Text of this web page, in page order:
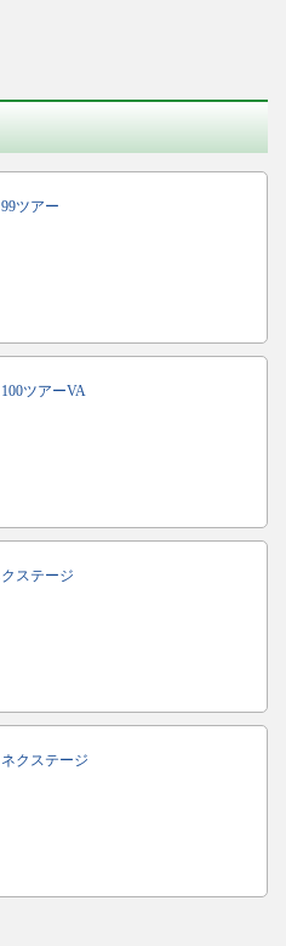
ツアー
ツアーVA
ステージ
クステージ